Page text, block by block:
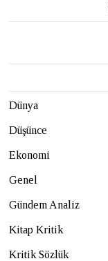
Dünya
Düşünce
Ekonomi
Genel
Gündem Analiz
Kitap Kritik
Kritik Sözlük